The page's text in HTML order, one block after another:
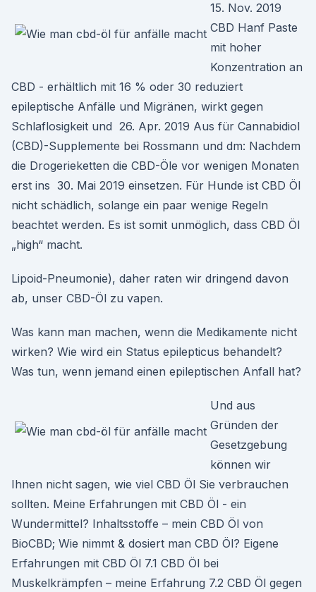
15. Nov. 2019
CBD Hanf Paste
mit hoher
Konzentration an
CBD - erhältlich mit 16 % oder 30 reduziert
epileptische Anfälle und Migränen, wirkt gegen
Schlaflosigkeit und 26. Apr. 2019 Aus für Cannabidiol
(CBD)-Supplemente bei Rossmann und dm: Nachdem
die Drogerieketten die CBD-Öle vor wenigen Monaten
erst ins 30. Mai 2019 einsetzen. Für Hunde ist CBD Öl
nicht schädlich, solange ein paar wenige Regeln
beachtet werden. Es ist somit unmöglich, dass CBD Öl
„high“ macht.
Lipoid-Pneumonie), daher raten wir dringend davon
ab, unser CBD-Öl zu vapen.
Was kann man machen, wenn die Medikamente nicht
wirken? Wie wird ein Status epilepticus behandelt?
Was tun, wenn jemand einen epileptischen Anfall hat?
Und aus
Gründen der
Gesetzgebung
können wir
Ihnen nicht sagen, wie viel CBD Öl Sie verbrauchen
sollten. Meine Erfahrungen mit CBD Öl - ein
Wundermittel? Inhaltsstoffe – mein CBD Öl von
BioCBD; Wie nimmt & dosiert man CBD Öl? Eigene
Erfahrungen mit CBD Öl 7.1 CBD Öl bei
Muskelkrämpfen – meine Erfahrung 7.2 CBD Öl gegen